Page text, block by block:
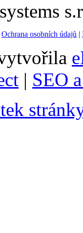
Ochrana osobních údajů |
| SEO